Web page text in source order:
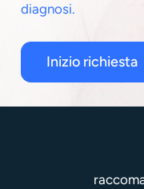
diagnosi.
Inizio richiesta